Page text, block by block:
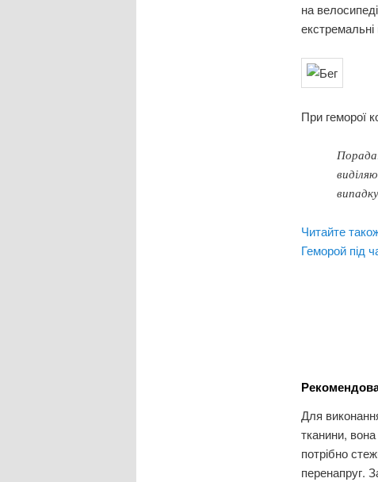
на
При геморої
Читайте
Геморой під
Для
тканини,
потрібно
перенапруг.